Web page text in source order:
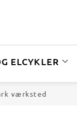
ELCYKLER
værksted